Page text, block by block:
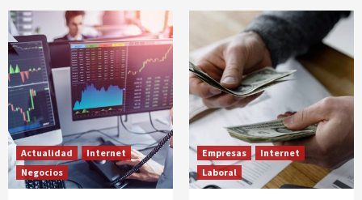
Actualidad
Internet
Negocios
Empresas
Internet
Laboral